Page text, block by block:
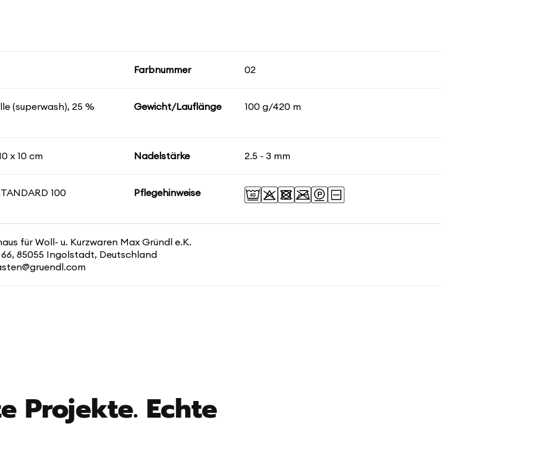
Farbnummer 02
(superwash), 25 %
Gewicht/Lauflänge 100 g/420 m
x 10 cm Nadelstärke 2.5 - 3 mm
100
Pflegehinweise
für Woll- u. Kurzwaren Max Gründl e.K.
85055 Ingolstadt, Deutschland
Projekte. Echte